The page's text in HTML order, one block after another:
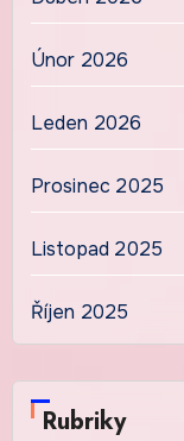
Únor 2026
Leden 2026
Prosinec 2025
Listopad 2025
Říjen 2025
Rubriky